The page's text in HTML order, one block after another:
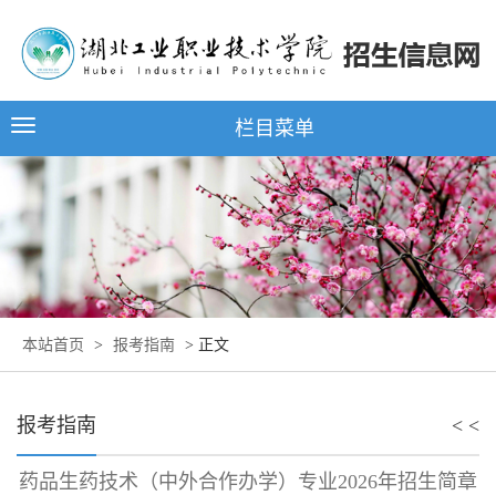
栏目菜单
本站首页 > 报考指南 > 正文
报考指南 < <
药品生药技术（中外合作办学）专业2026年招生简章